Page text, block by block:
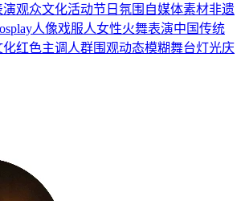
演观众文化活动节日氛围 自媒体素材非遗
人像戏服人女性火舞表演中国传统
化红色主调 人群围观动态模糊舞台灯光庆